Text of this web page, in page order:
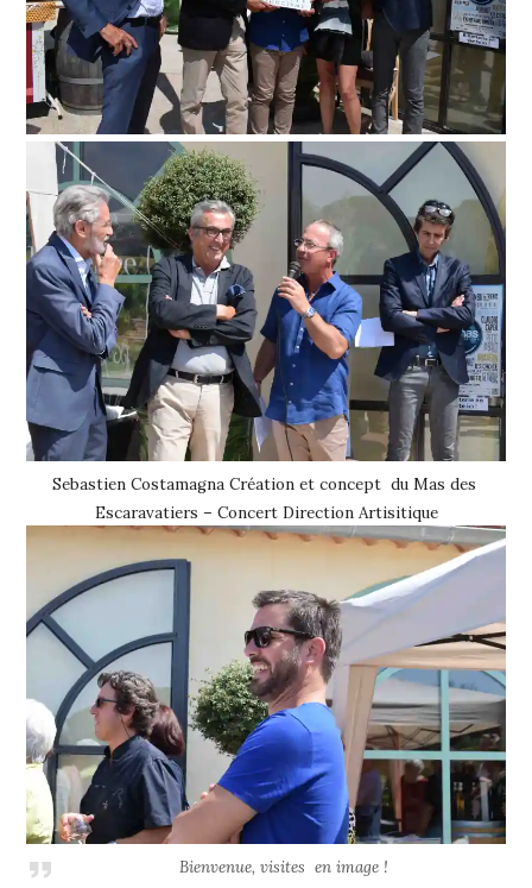
Sebastien Costamagna Création et concept du Mas des
Escaravatiers – Concert Direction Artisitique
Bienvenue, visites en image !